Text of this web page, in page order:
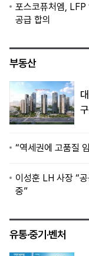
포스코퓨처엠,
공급 합의
부동산
“역세권에 고품질
이성훈 LH 사장 “
중”
유통·중기·벤처